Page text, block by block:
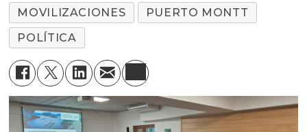
MOVILIZACIONES
PUERTO MONTT
POLÍTICA